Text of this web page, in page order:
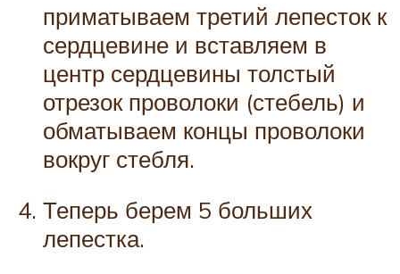
приматываем третий лепесток к
сердцевине и вставляем в
центр сердцевины толстый
отрезок проволоки (стебель) и
обматываем концы проволоки
вокруг стебля.
Теперь берем 5 больших
лепестка.